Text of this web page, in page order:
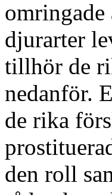
djurarter
tillhör de
nedanför.
de rika
den roll